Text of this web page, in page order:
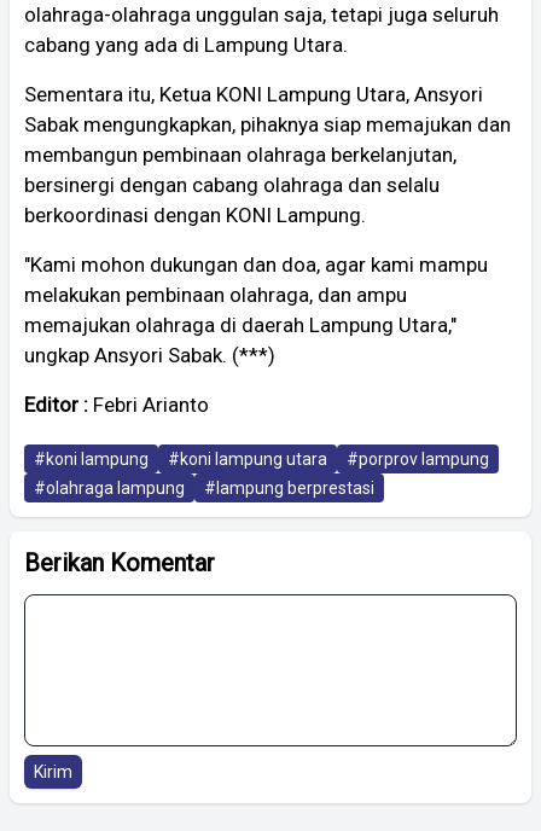
olahraga-olahraga unggulan saja, tetapi juga seluruh
cabang yang ada di Lampung Utara.
Sementara itu, Ketua KONI Lampung Utara, Ansyori
Sabak mengungkapkan, pihaknya siap memajukan dan
membangun pembinaan olahraga berkelanjutan,
bersinergi dengan cabang olahraga dan selalu
berkoordinasi dengan KONI Lampung.
"Kami mohon dukungan dan doa, agar kami mampu
melakukan pembinaan olahraga, dan ampu
memajukan olahraga di daerah Lampung Utara,"
ungkap Ansyori Sabak. (***)
Editor : Febri Arianto
#koni lampung #koni lampung utara
#porprov lampung
#olahraga lampung
#lampung berprestasi
Berikan Komentar
Kirim